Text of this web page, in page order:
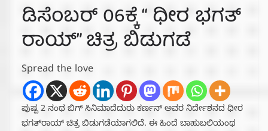
ಡಿಸೆಂಬರ್ 06ಕ್ಕೆ “ ಧೀರ ಭಗತ್
ರಾಯ್” ಚಿತ್ರ ಬಿಡುಗಡೆ
Spread the love
ಪುಷ್ಪ 2 ನಂಥ ಬಿಗ್ ಸಿನಿಮಾದೆದುರು ಕರ್ಣನ್ ಅವರ ನಿರ್ದೇಶನದ ಧೀರ
ಭಗತ್‌ರಾಯ್ ಚಿತ್ರ ಬಿಡುಗಡೆಯಾಗಲಿದೆ. ಈ ಹಿಂದೆ ಬಾಹುಬಲಿಯಂಥ